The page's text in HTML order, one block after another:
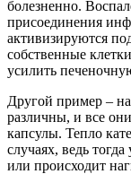
болезненно.
присоединения
активизируются
собственные
усилить
Другой пример –
различны, и все
капсулы. Тепло
случаях, ведь
или происходит